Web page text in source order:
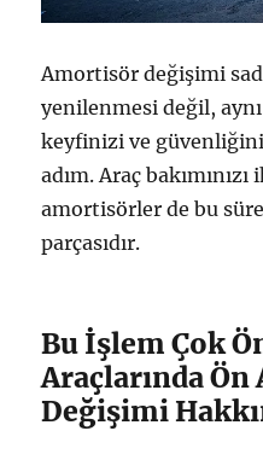
Amortisör değişimi
yenilenmesi değil,
keyfinizi ve
adım. Araç
amortisörler de bu
parçasıdır.
Bu İşlem Çok
Araçlarında
Değişimi